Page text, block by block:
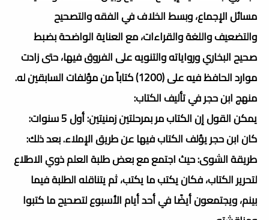
مسائل الإجماع، وبسط الخلاف في الفقه والتصحيح
والتضعيف واللغة والقراءات، مع العناية الواضحة بضبط
صحيح البخاري ورواياته والتنويه على الفروق فيها، حتى زادت
موارد الحافظ فيه على (1200) كتاباً من مؤلفات السابقين له.
منهج ابن حجر في تأليف الكتاب:
يمكن القول إن الكتاب مر بمرحلتين زمنيتين: أول 5 سنوات:
كان ابن حجر يؤلف الكتاب فيها عن طريق الإملاء. بعد ذلك:
طريقة الشوى: حيث اجتمع مع بعض طلبة العلم ذوي الاطلاع
لتحرير الكتاب، فكان يكتب ما يكتب، ثم يتناقله الطلبة فيما
بينم، ويجتمعون أيضًا في أحد أيام الأسبوع لتصحيح ما كتبوا